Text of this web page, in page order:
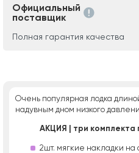
Официальный
поставщик
Полная гарантия качества
Очень популярная лодка
надувным дном низкого
АКЦИЯ | три
2шт. мягкие накладки на